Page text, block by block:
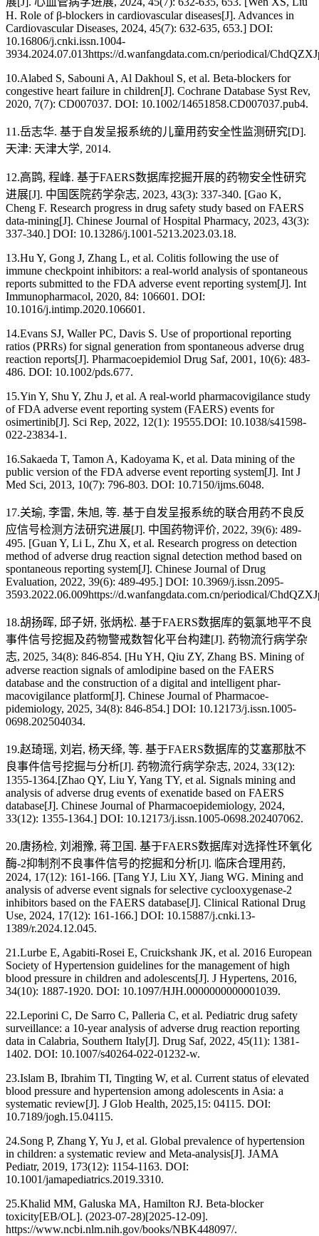
H. Role of β-blockers in cardiovascular diseases[J]. Advances in
Cardiovascular Diseases, 2024, 45(7): 632-635, 653.] DOI:
10.16806/j.cnki.issn.1004-
3934.2024.07.013https://d.wanfangdata.com.cn/periodical/
10.Alabed S, Sabouni A, Al Dakhoul S, et al. Beta-blockers for
congestive heart failure in children[J]. Cochrane Database Syst Rev,
2020, 7(7): CD007037. DOI: 10.1002/14651858.CD007037.pub4.
11.岳志华. 基于自发呈报系统的儿童用药安全性监测研究[D].
天津: 天津大学, 2014.
12.高鹍, 程峰. 基于FAERS数据库挖掘开展的药物安全性研究
进展[J]. 中国医院药学杂志, 2023, 43(3): 337-340. [Gao K,
Cheng F. Research progress in drug safety study based on FAERS
data-mining[J]. Chinese Journal of Hospital Pharmacy, 2023, 43(3):
337-340.] DOI: 10.13286/j.1001-5213.2023.03.18.
13.Hu Y, Gong J, Zhang L, et al. Colitis following the use of
immune checkpoint inhibitors: a real-world analysis of spontaneous
reports submitted to the FDA adverse event reporting system[J]. Int
Immunopharmacol, 2020, 84: 106601. DOI:
10.1016/j.intimp.2020.106601.
14.Evans SJ, Waller PC, Davis S. Use of proportional reporting
ratios (PRRs) for signal generation from spontaneous adverse drug
reaction reports[J]. Pharmacoepidemiol Drug Saf, 2001, 10(6): 483-
486. DOI: 10.1002/pds.677.
15.Yin Y, Shu Y, Zhu J, et al. A real-world pharmacovigilance study
of FDA adverse event reporting system (FAERS) events for
osimertinib[J]. Sci Rep, 2022, 12(1): 19555.DOI: 10.1038/s41598-
022-23834-1.
16.Sakaeda T, Tamon A, Kadoyama K, et al. Data mining of the
public version of the FDA adverse event reporting system[J]. Int J
Med Sci, 2013, 10(7): 796-803. DOI: 10.7150/ijms.6048.
17.关瑜, 李雷, 朱旭, 等. 基于自发呈报系统的联合用药不良反
应信号检测方法研究进展[J]. 中国药物评价, 2022, 39(6): 489-
495. [Guan Y, Li L, Zhu X, et al. Research progress on detection
method of adverse drug reaction signal detection method based on
spontaneous reporting system[J]. Chinese Journal of Drug
Evaluation, 2022, 39(6): 489-495.] DOI: 10.3969/j.issn.2095-
3593.2022.06.009https://d.wanfangdata.com.cn/periodical/
18.胡扬晖, 邱子妍, 张炳松. 基于FAERS数据库的氨氯地平不良
事件信号挖掘及药物警戒数智化平台构建[J]. 药物流行病学杂
志, 2025, 34(8): 846-854. [Hu YH, Qiu ZY, Zhang BS. Mining of
adverse reaction signals of amlodipine based on the FAERS
database and the construction of a digital and intelligent phar-
macovigilance platform[J]. Chinese Journal of Pharmacoe-
pidemiology, 2025, 34(8): 846-854.] DOI: 10.12173/j.issn.1005-
0698.202504034.
19.赵琦瑶, 刘岩, 杨天绎, 等. 基于FAERS数据库的艾塞那肽不
良事件信号挖掘与分析[J]. 药物流行病学杂志, 2024, 33(12):
1355-1364.[Zhao QY, Liu Y, Yang TY, et al. Signals mining and
analysis of adverse drug events of exenatide based on FAERS
database[J]. Chinese Journal of Pharmacoepidemiology, 2024,
33(12): 1355-1364.] DOI: 10.12173/j.issn.1005-0698.202407062.
20.唐扬检, 刘湘豫, 蒋卫国. 基于FAERS数据库对选择性环氧化
酶-2抑制剂不良事件信号的挖掘和分析[J]. 临床合理用药,
2024, 17(12): 161-166. [Tang YJ, Liu XY, Jiang WG. Mining and
analysis of adverse event signals for selective cyclooxygenase-2
inhibitors based on the FAERS database[J]. Clinical Rational Drug
Use, 2024, 17(12): 161-166.] DOI: 10.15887/j.cnki.13-
1389/r.2024.12.045.
21.Lurbe E, Agabiti-Rosei E, Cruickshank JK, et al. 2016 European
Society of Hypertension guidelines for the management of high
blood pressure in children and adolescents[J]. J Hypertens, 2016,
34(10): 1887-1920. DOI: 10.1097/HJH.0000000000001039.
22.Leporini C, De Sarro C, Palleria C, et al. Pediatric drug safety
surveillance: a 10-year analysis of adverse drug reaction reporting
data in Calabria, Southern Italy[J]. Drug Saf, 2022, 45(11): 1381-
1402. DOI: 10.1007/s40264-022-01232-w.
23.Islam B, Ibrahim TI, Tingting W, et al. Current status of elevated
blood pressure and hypertension among adolescents in Asia: a
systematic review[J]. J Glob Health, 2025,15: 04115. DOI:
10.7189/jogh.15.04115.
24.Song P, Zhang Y, Yu J, et al. Global prevalence of hypertension
in children: a systematic review and Meta-analysis[J]. JAMA
Pediatr, 2019, 173(12): 1154-1163. DOI:
10.1001/jamapediatrics.2019.3310.
25.Khalid MM, Galuska MA, Hamilton RJ. Beta-blocker
toxicity[EB/OL]. (2023-07-28)[2025-12-09].
https://www.ncbi.nlm.nih.gov/books/NBK448097/.